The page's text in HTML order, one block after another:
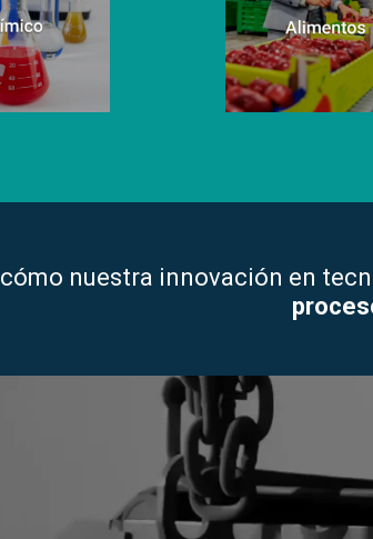
cómo nuestra innovación en